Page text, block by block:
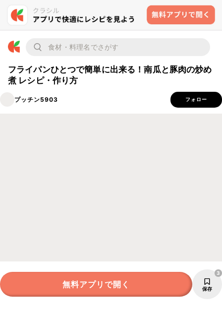
フライパンひとつで簡単に出来る！南瓜と豚肉の炒め
煮 レシピ・作り方
プッチン5903 フォロー
無料アプリで開く 保存
3